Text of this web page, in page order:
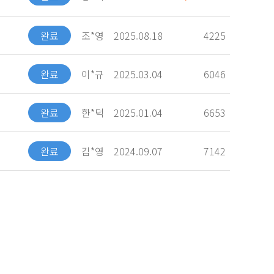
완료 조*영 2025.08.18 4225
완료 이*규 2025.03.04 6046
완료 한*덕 2025.01.04 6653
완료 김*영 2024.09.07 7142